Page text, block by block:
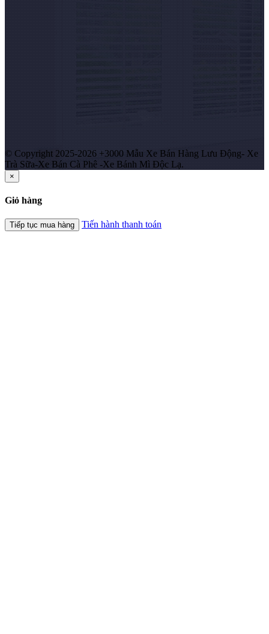
© Copyright 2025-2026 +3000 Mẫu Xe Bán Hàng Lưu Động- Xe
Trà Sữa-Xe Bán Cà Phê -Xe Bánh Mì Độc Lạ.
×
Giỏ hàng
Tiếp tục mua hàng Tiến hành thanh toán